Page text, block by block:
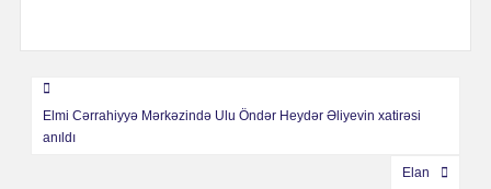
Навигация
поElmi Cərrahiyyə Mərkəzində Ulu Öndər Heydər Əliyevin xatirəsi
anıldı
Elan